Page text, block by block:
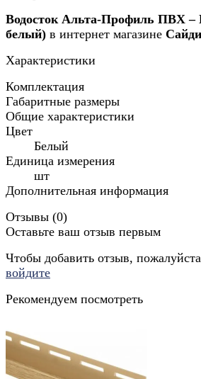
Водосток Альта-Профиль ПВХ –
белый) в интернет магазине
Характеристики
Комплектация
Габаритные размеры
Общие характеристики
Цвет
Белый
Единица измерения
шт
Дополнительная информация
Отзывы (0)
Оставьте ваш отзыв первым
Чтобы добавить отзыв,
войдите
Рекомендуем посмотреть